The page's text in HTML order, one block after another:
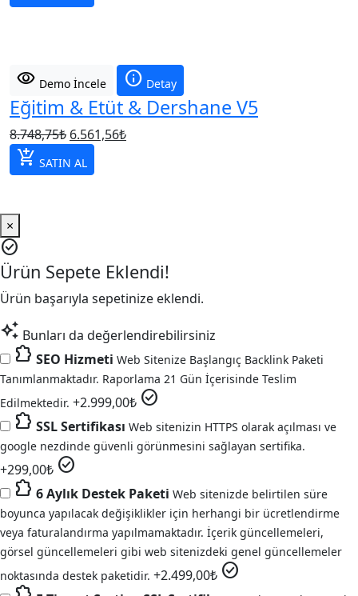
8.748,75₺.
visibility Demo İncele info Detay
Eğitim & Etüt & Dershane V5
8.748,75₺ Orijinal
8.748,75₺.
6.561,56₺Şu
add_shopping_cart SATIN AL
×
check_circle
Ürün Sepete Eklendi!
Ürün başarıyla sepetinize eklendi.
auto_awesome Bunları da değerlendirebilirsiniz
extension SEO Hizmeti Web Sitenize Başlangıç Backlink Paketi
Tanımlanmaktadır. Raporlama 21 Gün İçerisinde Teslim
Edilmektedir. +2.999,00₺ check_circle
extension SSL Sertifikası Web sitenizin HTTPS olarak açılması ve
google nezdinde güvenli görünmesini sağlayan sertifika.
+299,00₺ check_circle
extension 6 Aylık Destek Paketi Web sitenizde belirtilen süre
boyunca yapılacak değişiklikler için herhangi bir ücretlendirme
veya faturalandırma yapılmamaktadır. İçerik güncellemeleri,
görsel güncellemeleri gibi web sitenizdeki genel güncellemeler
noktasında destek paketidir. +2.499,00₺ check_circle